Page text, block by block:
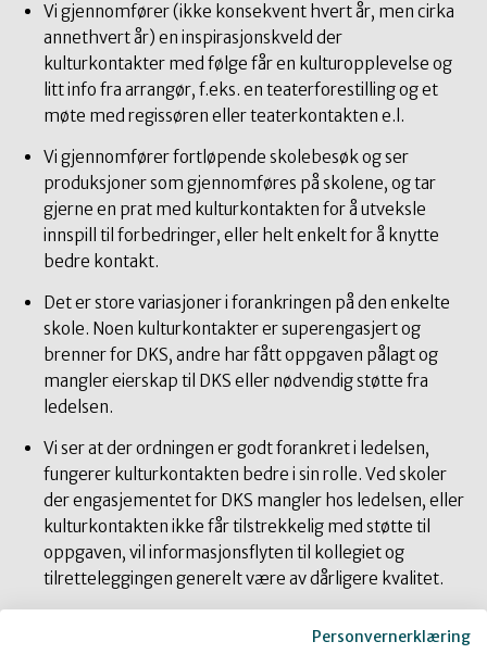
Vi gjennomfører (ikke konsekvent hvert år, men cirka
annethvert år) en inspirasjonskveld der
kulturkontakter med følge får en kulturopplevelse og
litt info fra arrangør, f.eks. en teaterforestilling og et
møte med regissøren eller teaterkontakten e.l.
Vi gjennomfører fortløpende skolebesøk og ser
produksjoner som gjennomføres på skolene, og tar
gjerne en prat med kulturkontakten for å utveksle
innspill til forbedringer, eller helt enkelt for å knytte
bedre kontakt.
Det er store variasjoner i forankringen på den enkelte
skole. Noen kulturkontakter er superengasjert og
brenner for DKS, andre har fått oppgaven pålagt og
mangler eierskap til DKS eller nødvendig støtte fra
ledelsen.
Vi ser at der ordningen er godt forankret i ledelsen,
fungerer kulturkontakten bedre i sin rolle. Ved skoler
der engasjementet for DKS mangler hos ledelsen, eller
kulturkontakten ikke får tilstrekkelig med støtte til
oppgaven, vil informasjonsflyten til kollegiet og
tilretteleggingen generelt være av dårligere kvalitet.
styrke ordningen om kulturkontakten sin rolle ble en
Personvernerklæring